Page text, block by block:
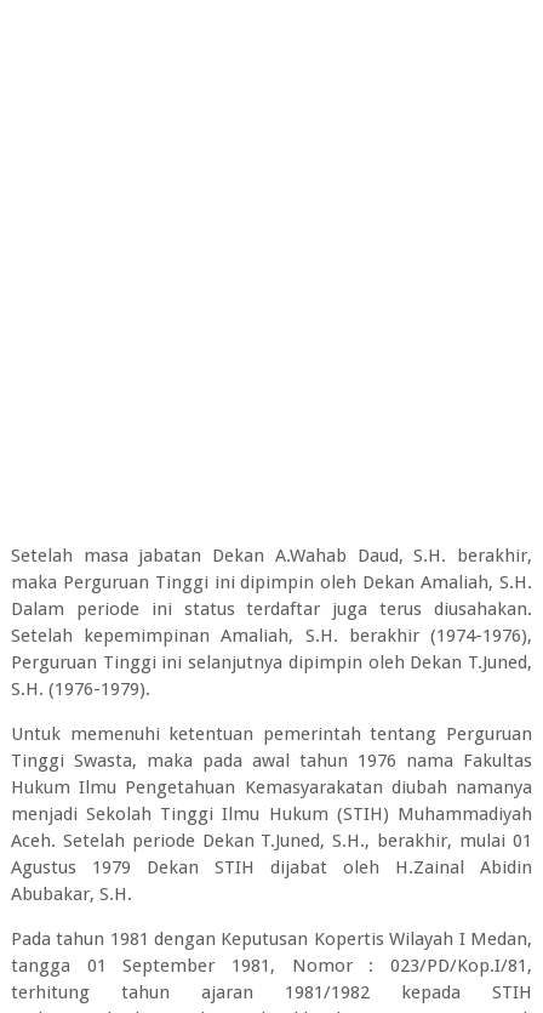
Setelah masa jabatan Dekan A.Wahab Daud, S.H. berakhir,
maka Perguruan Tinggi ini dipimpin oleh Dekan Amaliah, S.H.
Dalam periode ini status terdaftar juga terus diusahakan.
Setelah kepemimpinan Amaliah, S.H. berakhir (1974-1976),
Perguruan Tinggi ini selanjutnya dipimpin oleh Dekan T.Juned,
S.H. (1976-1979).
Untuk memenuhi ketentuan pemerintah tentang Perguruan
Tinggi Swasta, maka pada awal tahun 1976 nama Fakultas
Hukum Ilmu Pengetahuan Kemasyarakatan diubah namanya
menjadi Sekolah Tinggi Ilmu Hukum (STIH) Muhammadiyah
Aceh. Setelah periode Dekan T.Juned, S.H., berakhir, mulai 01
Agustus 1979 Dekan STIH dijabat oleh H.Zainal Abidin
Abubakar, S.H.
Pada tahun 1981 dengan Keputusan Kopertis Wilayah I Medan,
tangga 01 September 1981, Nomor : 023/PD/Kop.I/81,
terhitung tahun ajaran 1981/1982 kepada STIH